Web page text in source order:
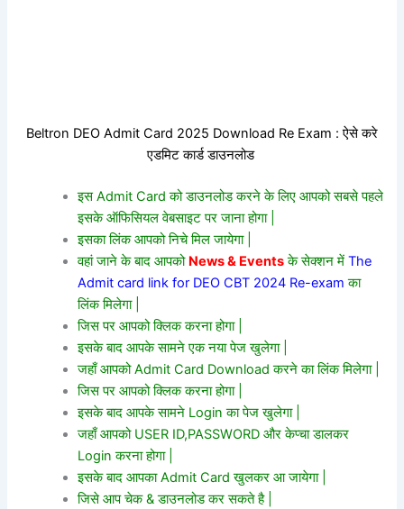
Beltron DEO Admit Card 2025 Download Re Exam : ऐसे करे
एडमिट कार्ड डाउनलोड
इस Admit Card को डाउनलोड करने के लिए आपको सबसे पहले
इसके ऑफिसियल वेबसाइट पर जाना होगा |
इसका लिंक आपको निचे मिल जायेगा |
वहां जाने के बाद आपको News & Eventsके सेक्शन मेंThe
Admit card link for DEO CBT 2024 Re-exam का
लिंक मिलेगा |
जिस पर आपको क्लिक करना होगा |
इसके बाद आपके सामने एक नया पेज खुलेगा |
जहाँ आपको Admit Card Download करने का लिंक मिलेगा |
जिस पर आपको क्लिक करना होगा |
इसके बाद आपके सामने Login का पेज खुलेगा |
जहाँ आपको USER ID,PASSWORD और केप्चा डालकर
Login करना होगा |
इसके बाद आपका Admit Card खुलकर आ जायेगा |
जिसे आप चेक & डाउनलोड कर सकते है |